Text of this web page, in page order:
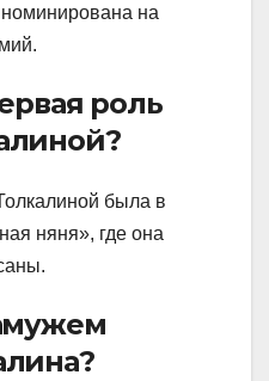
на
роль
была в
няня», где она